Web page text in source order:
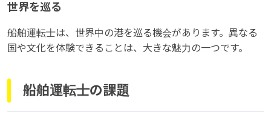
世界を巡る
船舶運転士は、世界中の港を巡る機会があります。異なる
国や文化を体験できることは、大きな魅力の一つです。
船舶運転士の課題